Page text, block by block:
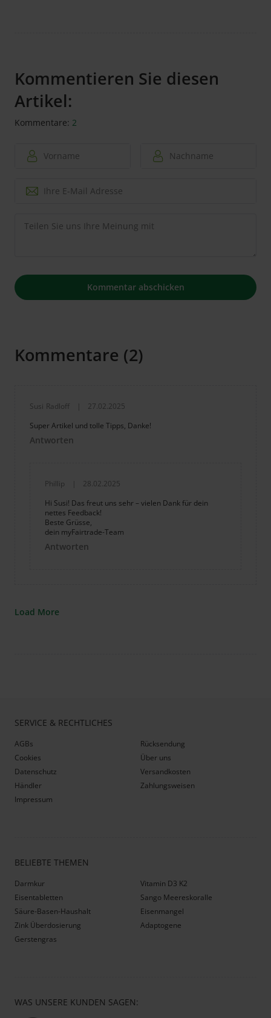
Kommentieren Sie diesen
Artikel:
Kommentare: 2
Kommentare (2)
Susi Radloff
27.02.2025
Super Artikel und tolle Tipps, Danke!
Antworten
Phillip
28.02.2025
Hi Susi! Das freut uns sehr – vielen Dank für dein
nettes Feedback!
Beste Grüsse,
dein myFairtrade-Team
Antworten
Load More
SERVICE & RECHTLICHES
AGBs
Cookies
Datenschutz
Händler
Impressum
Rücksendung
Über uns
Versandkosten
Zahlungsweisen
BELIEBTE THEMEN
Darmkur
Eisentabletten
Säure-Basen-Haushalt
Zink Überdosierung
Gerstengras
Vitamin D3 K2
Sango Meereskoralle
Eisenmangel
Adaptogene
WAS UNSERE KUNDEN SAGEN: